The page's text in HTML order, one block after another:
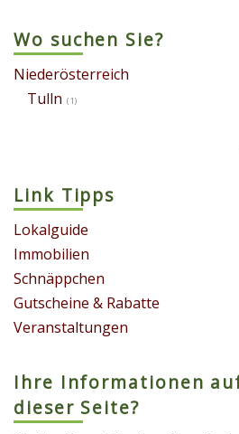
Wo suchen Sie?
Niederösterreich
Tulln (1)
Link Tipps
Lokalguide
Immobilien
Schnäppchen
Gutscheine & Rabatte
Veranstaltungen
Ihre Informationen
dieser Seite?